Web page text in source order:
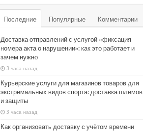
Последние Популярные Комментарии
Доставка отправлений с услугой «фиксация
номера акта о нарушении»: как это работает и
зачем нужно
3 часа назад
Курьерские услуги для магазинов товаров для
экстремальных видов спорта: доставка шлемов
и защиты
3 часа назад
Как организовать доставку с учётом времени